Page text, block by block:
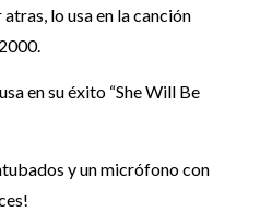
lo usa en la canción
en su éxito “She Will Be
y un micrófono con